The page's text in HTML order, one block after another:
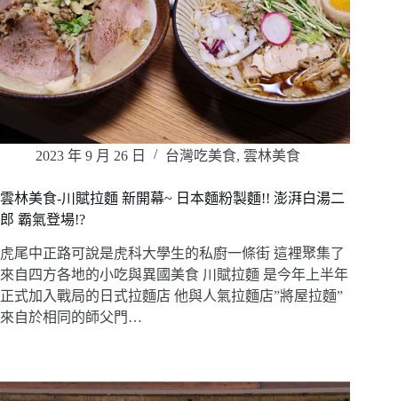
2023 年 9 月 26 日 台灣吃美食, 雲林美食
雲林美食-川賦拉麵 新開幕~ 日本麵粉製麵!! 澎湃白湯二
郎 霸氣登場!?
虎尾中正路可說是虎科大學生的私廚一條街 這裡聚集了
來自四方各地的小吃與異國美食 川賦拉麵 是今年上半年
正式加入戰局的日式拉麵店 他與人氣拉麵店”將屋拉麵”
來自於相同的師父門…